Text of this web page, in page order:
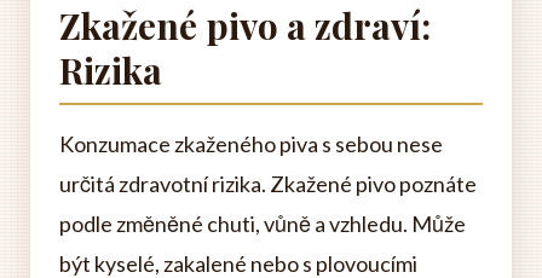
Zkažené pivo a zdraví:
Rizika
Konzumace zkaženého piva s sebou nese
určitá zdravotní rizika. Zkažené pivo poznáte
podle změněné chuti, vůně a vzhledu. Může
být kyselé, zakalené nebo s plovoucími